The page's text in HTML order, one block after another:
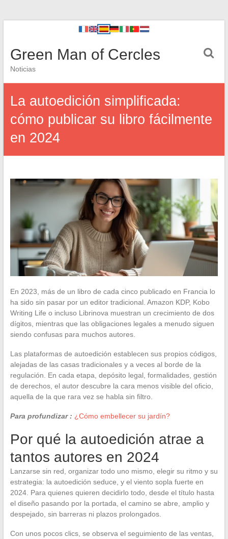
Green Man of Cercles
Noticias
La autoedición simplificada:
cómo publicar su libro fácilmente
en 2024
En 2023, más de un libro de cada cinco publicado en Francia lo
ha sido sin pasar por un editor tradicional. Amazon KDP, Kobo
Writing Life o incluso Librinova muestran un crecimiento de dos
dígitos, mientras que las obligaciones legales a menudo siguen
siendo confusas para muchos autores.
Las plataformas de autoedición establecen sus propios códigos,
alejadas de las casas tradicionales y a veces al borde de la
regulación. En cada etapa, depósito legal, formalidades, gestión
de derechos, el autor descubre la cara menos visible del oficio,
aquella de la que rara vez se habla sin filtro.
Para profundizar : ¿Cómo embellecer su jardín?
Por qué la autoedición atrae a
tantos autores en 2024
Lanzarse sin red, organizar todo uno mismo, elegir su ritmo y su
estrategia: la autoedición seduce, y el viento sopla fuerte en
2024. Para quienes quieren decidirlo todo, desde el título hasta
el diseño pasando por la portada, el camino se abre, amplio y
despejado, sin barreras ni plazos prolongados.
Con unos pocos clics, se observa el seguimiento de las ventas,